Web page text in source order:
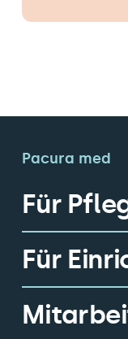
Pacura med
Für
Für